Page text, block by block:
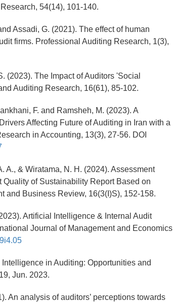
54(14), 101-140.
Assadi, G. (2021). The effect of human
firms. Professional Auditing Research, 1(3),
(2023). The Impact of Auditors 'Social
Auditing Research, 16(61), 85-102.
F. and Ramsheh, M. (2023). A
Affecting Future of Auditing in Iran with a
in Accounting, 13(3), 27-56. DOI
A., & Wiratama, N. H. (2024). Assessment
of Sustainability Report Based on
and Business Review, 16(3(I)S), 152-158.
Artificial Intelligence & Internal Audit
Journal of Management and Economics
in Auditing: Opportunities and
Jun. 2023.
An analysis of auditors’ perceptions towards